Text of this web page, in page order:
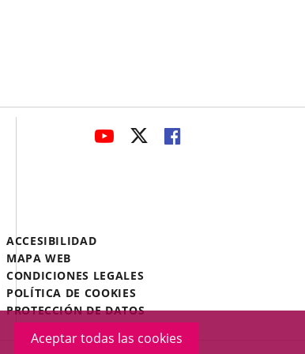
Aceptar todas las cookies
ENLACEENLACEENLACE
Menú
Legal
Footer
ACCESIBILIDAD
MAPA WEB
CONDICIONES LEGALES
POLÍTICA DE COOKIES
PROTECCIÓN DE DATOS